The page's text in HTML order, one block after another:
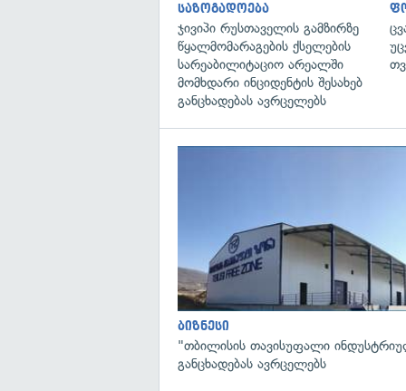
საზოგადოება
ჯივიპი რუსთაველის გამზირზე
წყალმომარაგების ქსელების
სარეაბილიტაციო არეალში
მომხდარი ინციდენტის შესახებ
განცხადებას ავრცელებს
ბიზნესი
"თბილისის თავისუფალი
განცხადებას ავრცელებს